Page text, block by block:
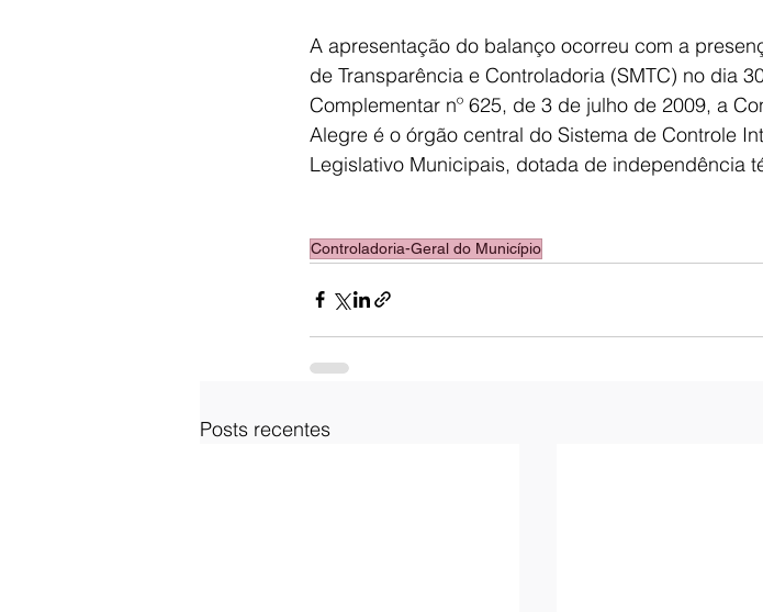
A apresentação do balanço ocorreu com a
de Transparência e Controladoria (SMTC) no dia
Complementar nº 625, de 3 de julho de 2009, a
Alegre é o órgão central do Sistema de Controle
Legislativo Municipais, dotada de independência
Controladoria-Geral do Município
Posts recentes